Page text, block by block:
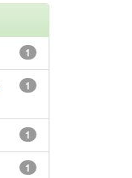
1
1
1
1